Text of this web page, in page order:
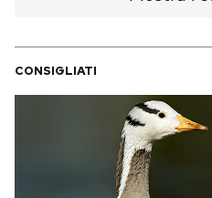
CONSIGLIATI